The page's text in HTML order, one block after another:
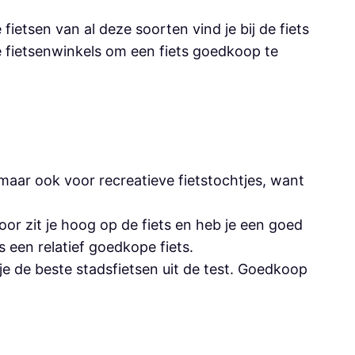
van al deze soorten vind je bij de fiets
om een fiets goedkoop te
ook voor recreatieve fietstochtjes, want
zit je hoog op de fiets en heb je een goed
een relatief goedkope fiets.
de beste stadsfietsen uit de test. Goedkoop